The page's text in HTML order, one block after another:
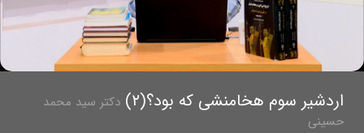
اردشیر سوم هخامنشی که بود؟(۲)
دکتر سید محمد
حسینی